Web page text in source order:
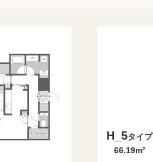
H_5タイプ
66.19m²